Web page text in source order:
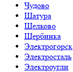
Чудово
Шатура
Щелково
Щербинка
Электрогорск
Электросталь
Электроугли